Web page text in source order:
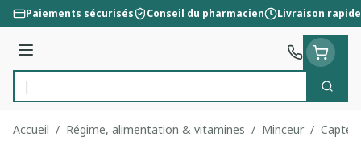
Aller au contenu
Paiements sécurisés Conseil du pharmacien Livraison rapide
Menu
Rechercher
Accueil / Régime, alimentation & vitamines / Minceur /